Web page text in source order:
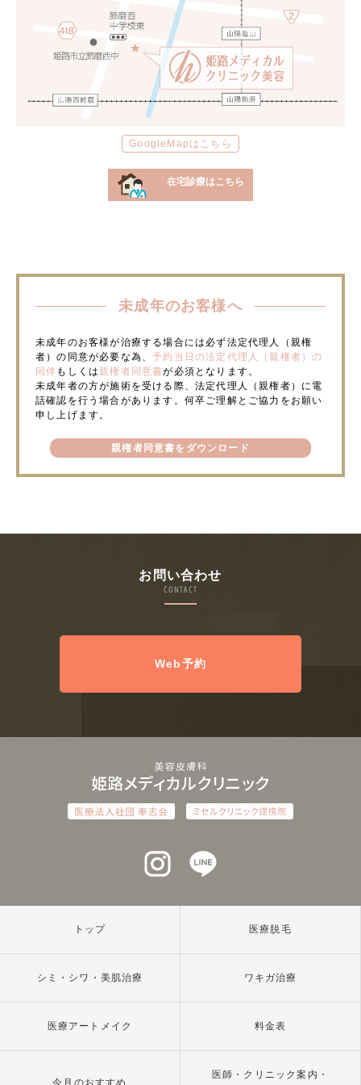
GoogleMapはこちら
在宅診療はこちら
未成年のお客様へ
未成年のお客様が治療する場合には必ず法定代理人（親権
者）の同意が必要な為、予約当日の法定代理人（親権者）の
同伴 もしくは親権者同意書が必須となります。
未成年者の方が施術を受ける際、法定代理人（親権者）に電
話確認を行う場合があります。何卒ご理解とご協力をお願い
申し上げます。
親権者同意書をダウンロード
お問い合わせ
CONTACT
Web予約
インスタグラム
トップ 医療脱毛
シミ・シワ・美肌治療 ワキガ治療
医療アートメイク 料金表
今月のおすすめ
医師・クリニック案内・